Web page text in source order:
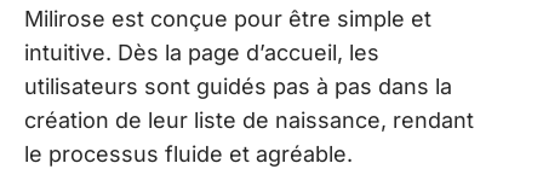
Milirose est conçue pour être simple et
intuitive. Dès la page d’accueil, les
utilisateurs sont guidés pas à pas dans la
création de leur liste de naissance, rendant
le processus fluide et agréable.